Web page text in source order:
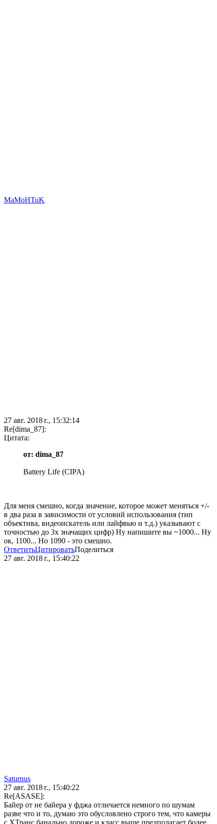
MaMoHTuK
27 авг. 2018 г., 15:32:14
Re[dima_87]:
Цитата:
от: dima_87
Battery Life (CIPA)
Для меня смешно, когда значение, которое может меняться +/-
в два раза в зависимости от условий использования (тип
объектива, видеоискатель или лайфвью и т.д.) указывают с
точностью до 3х значащих цифр) Ну напишите вы ~1000... Ну
ок, 1100... Но 1090 - это смешно.
ОтветитьЦитироватьПоделиться
27 авг. 2018 г., 15:40:22
Saturnus
27 авг. 2018 г., 15:40:22
Re[ASASE]:
Байер от не байера у фджа отличается немного по шумам
разве что и то, думаю это обусловлено строго тем, что камеры